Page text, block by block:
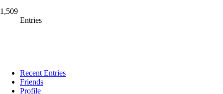
1,509
Entries
Recent Entries
Friends
Profile